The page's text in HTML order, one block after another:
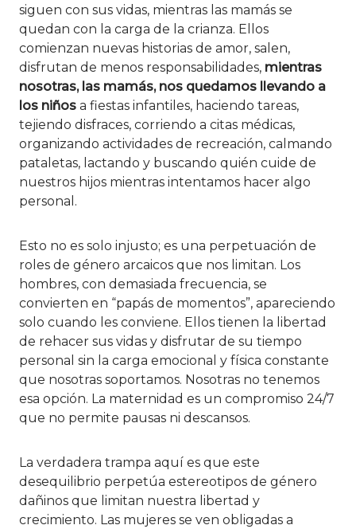
siguen con sus vidas, mientras las mamás se
quedan con la carga de la crianza. Ellos
comienzan nuevas historias de amor, salen,
disfrutan de menos responsabilidades, mientras
nosotras, las mamás, nos quedamos llevando a
los niños a fiestas infantiles, haciendo tareas,
tejiendo disfraces, corriendo a citas médicas,
organizando actividades de recreación, calmando
pataletas, lactando y buscando quién cuide de
nuestros hijos mientras intentamos hacer algo
personal.
Esto no es solo injusto; es una perpetuación de
roles de género arcaicos que nos limitan. Los
hombres, con demasiada frecuencia, se
convierten en “papás de momentos”, apareciendo
solo cuando les conviene. Ellos tienen la libertad
de rehacer sus vidas y disfrutar de su tiempo
personal sin la carga emocional y física constante
que nosotras soportamos. Nosotras no tenemos
esa opción. La maternidad es un compromiso 24/7
que no permite pausas ni descansos.
La verdadera trampa aquí es que este
desequilibrio perpetúa estereotipos de género
dañinos que limitan nuestra libertad y
crecimiento. Las mujeres se ven obligadas a